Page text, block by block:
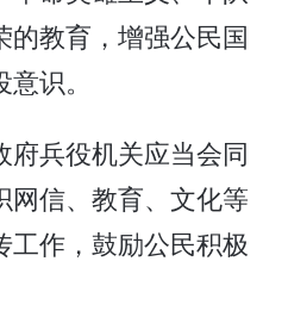
教育，增强公民国
识。
兵役机关应当会同
网信、教育、文化等
作，鼓励公民积极